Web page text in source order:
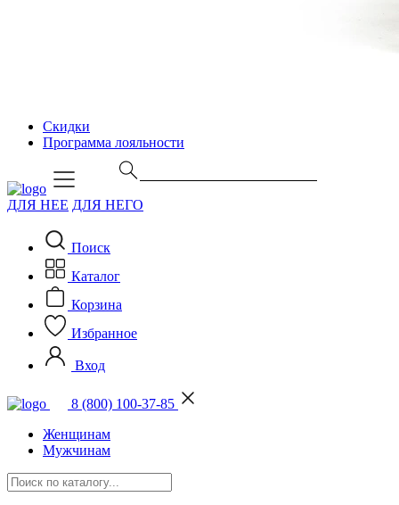
Скидки
Программа лояльности
ДЛЯ НЕЕ ДЛЯ НЕГО
Поиск
Каталог
Корзина
Избранное
Вход
8 (800) 100-37-85
Женщинам
Мужчинам